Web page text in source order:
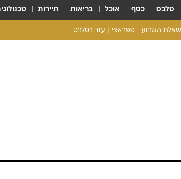
סלבס כסף אוכל בריאות תיירות
שאלת השבוע פפראצי עוד בסלבס